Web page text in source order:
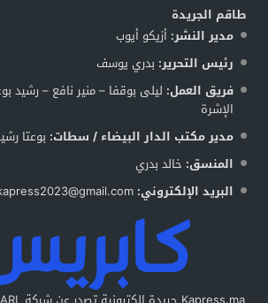
طاقم الجريدة
مدير النشر: أزيكو أيوب
رئيس التحرير: بدري يوسف
فريق العمل: ليلى بوقفا – منير نافع – رشيد
الإشرة
مدير مكتب الدار البيضاء / سطات: بوعتا
المنسق: خالد بدري
البريد الإلكتروني: kapress2023@gmail.com